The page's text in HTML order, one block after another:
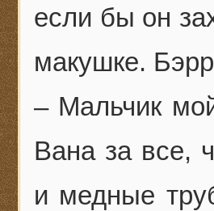
если бы он
макушке.
– Мальчик
Вана за все,
и медные